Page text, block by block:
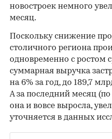
новостроек немного
месяц.
Поскольку снижение
столичного региона
одновременно с ростом
суммарная выручка
на 6% за год, до 189,7
А за последний месяц
она и вовсе выросла,
уточняется в данных